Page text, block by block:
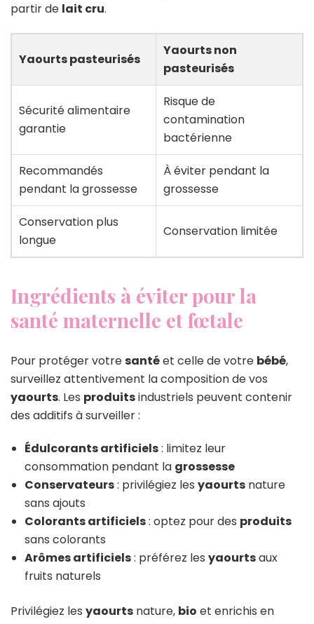
partir de lait cru.
Yaourts pasteurisés
Yaourts non
pasteurisés
Sécurité alimentaire
garantie
Risque de
contamination
bactérienne
Recommandés
pendant la grossesse
À éviter pendant la
grossesse
Conservation plus
longue
Conservation limitée
Ingrédients à éviter pour la
santé maternelle et fœtale
Pour protéger votresantéet celle de votre bébé,
surveillez attentivement la composition de vos
yaourts. Les produitsindustriels peuvent contenir
des additifs à surveiller :
Édulcorants artificiels: limitez leur
consommation pendant la grossesse
Conservateurs: privilégiez les yaourts nature
sans ajouts
Colorants artificiels: optez pour des produits
sans colorants
Arômes artificiels: préférez les yaourtsaux
fruits naturels
Privilégiez les yaourts nature, bio et enrichis en